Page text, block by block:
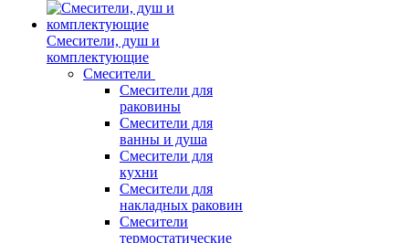
Смесители, душ и
комплектующие
Смесители
Смесители для
раковины
Смесители для
ванны и душа
Смесители для
кухни
Смесители для
накладных раковин
Смесители
термостатические